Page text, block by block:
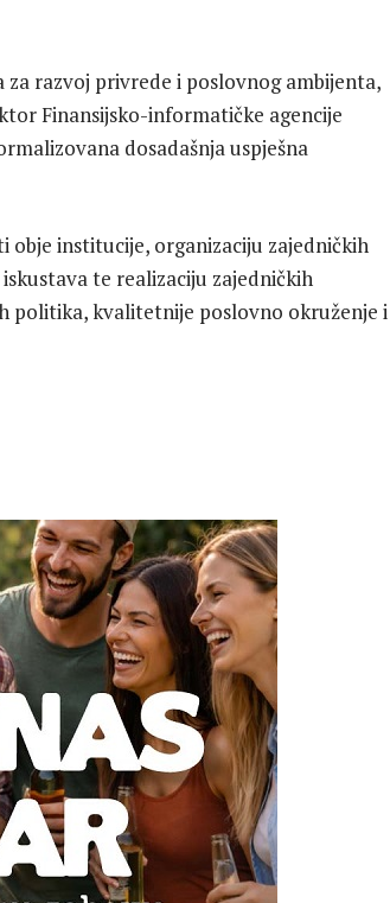
razvoj privrede i poslovnog ambijenta,
Finansijsko-informatičke agencije
dosadašnja uspješna
institucije, organizaciju zajedničkih
te realizaciju zajedničkih
politika, kvalitetnije poslovno okruženje i